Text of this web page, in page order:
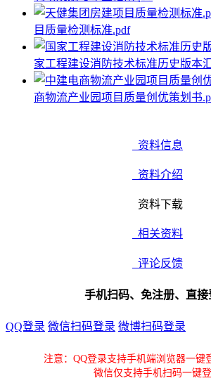
目质量检测标准.pdf
家工程建设消防技术标准历史版本
商物流产业园项目质量创优策划书
资料信息
资料介绍
资料下载
相关资料
评论反馈
手机扫码、免注册、直接
QQ登录 微信扫码登录 微博扫码登录
注意：QQ登录支持手机端浏览器一键
微信仅支持手机扫码一键